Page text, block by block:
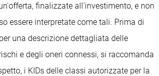
finalizzate all'investimento, e non
essere interpretate come tali. Prima di
una descrizione dettagliata delle
e degli oneri connessi, si raccomanda
i KIDs delle classi autorizzate per la